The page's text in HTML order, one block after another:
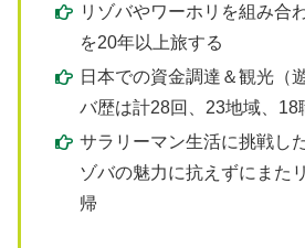
リゾバやワーホリを組み合
を20年以上旅する
日本での資金調達＆観光（
バ歴は計28回、23地域、18
サラリーマン生活に挑戦し
ゾバの魅力に抗えずにまた
帰